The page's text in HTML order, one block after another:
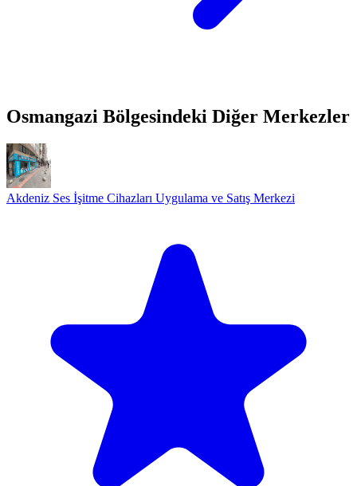
Osmangazi Bölgesindeki Diğer Merkezler
Akdeniz Ses İşitme Cihazları Uygulama ve Satış Merkezi